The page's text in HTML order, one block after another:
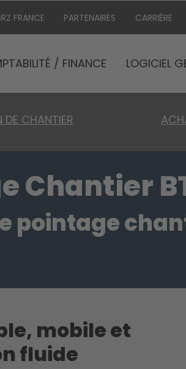
FRANCE PARTENAIRES CARRIÈRE
/ FINANCE LOGICIEL
DE CHANTIER
Chantier
pointage
mobile et
fluide